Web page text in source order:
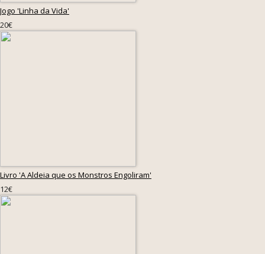
Jogo 'Linha da Vida'
20€
Livro 'A Aldeia que os Monstros Engoliram'
12€